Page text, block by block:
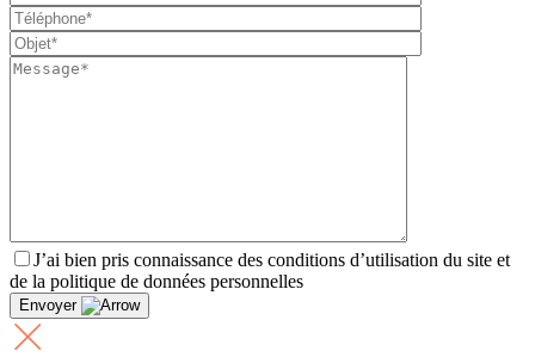
J’ai bien pris connaissance des conditions d’utilisation du site et
de la politique de données personnelles
Envoyer